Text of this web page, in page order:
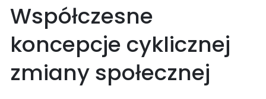
Współczesne
koncepcje cyklicznej
zmiany społecznej